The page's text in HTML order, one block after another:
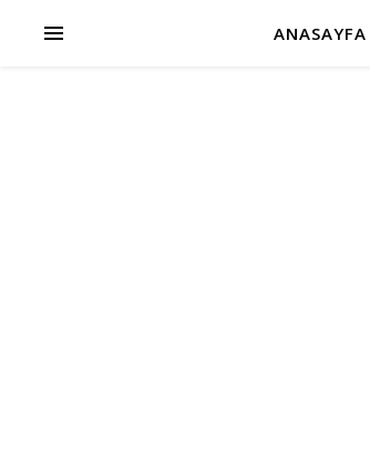
ANASAYFA